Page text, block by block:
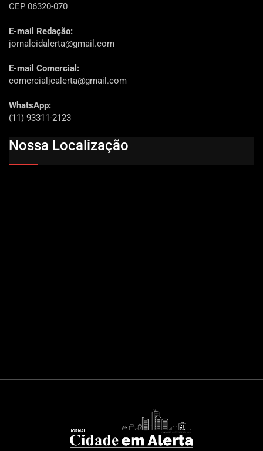
CEP 06320-070
E-mail Redação:
jornalcidalerta@gmail.com
E-mail Comercial:
comercialjcalerta@gmail.com
WhatsApp:
(11) 93311-2123
Nossa Localização